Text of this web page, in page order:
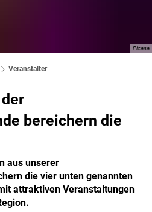
Picasa
Veranstalter
bereichern die
aus unserer
die vier unten genannten
attraktiven Veranstaltungen